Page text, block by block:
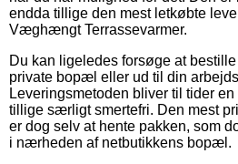
endda tillige den mest letkøbte
Væghængt Terrassevarmer.
Du kan ligeledes forsøge at
private bopæl eller ud til din
Leveringsmetoden bliver til tider
tillige særligt smertefri. Den mest
er dog selv at hente pakken, som
i nærheden af netbutikkens bopæl.